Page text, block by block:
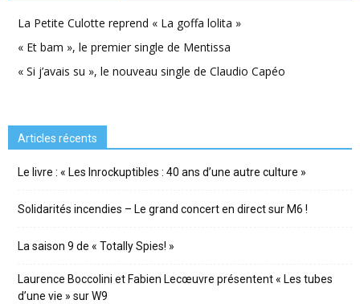
La Petite Culotte reprend « La goffa lolita »
« Et bam », le premier single de Mentissa
« Si j’avais su », le nouveau single de Claudio Capéo
Articles récents
Le livre : « Les Inrockuptibles : 40 ans d’une autre culture »
Solidarités incendies – Le grand concert en direct sur M6 !
La saison 9 de « Totally Spies! »
Laurence Boccolini et Fabien Lecœuvre présentent « Les tubes
d’une vie » sur W9